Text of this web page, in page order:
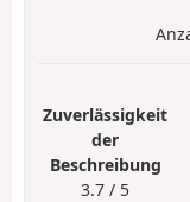
Zuverlässigkeit
der
Beschreibung
3.7 / 5